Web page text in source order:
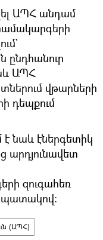
ԱՊՀ անդամ
ընդհանուր
ԱՊՀ
վթարների
դեպքում
նաև էներգետիկ
արդյունավետ
զուգահեռ
(ԱՊՀ)